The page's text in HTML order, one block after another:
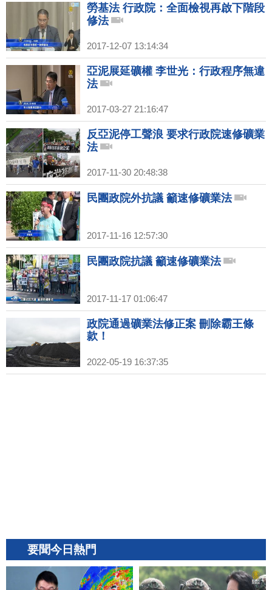
勞基法 行政院：全面檢視再啟下階段
修法
2017-12-07 13:14:34
亞泥展延礦權 李世光：行政程序無違
法
2017-03-27 21:16:47
反亞泥停工聲浪 要求行政院速修礦業
法
2017-11-30 20:48:38
民團政院外抗議 籲速修礦業法
2017-11-16 12:57:30
民團政院抗議 籲速修礦業法
2017-11-17 01:06:47
政院通過礦業法修正案 刪除霸王條
款！
2022-05-19 16:37:35
要聞今日熱門